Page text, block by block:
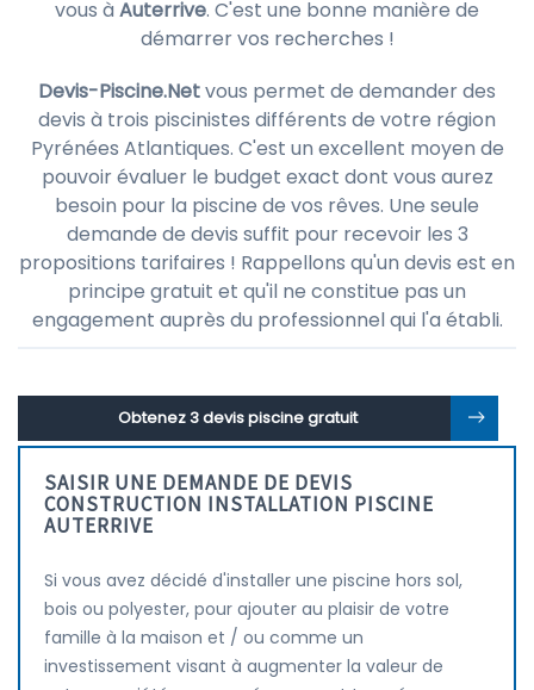
vous à Auterrive. C'est une bonne manière de
démarrer vos recherches !
Devis-Piscine.Netvous permet de demander des
devis à trois piscinistes différents de votre région
Pyrénées Atlantiques. C'est un excellent moyen de
pouvoir évaluer le budget exact dont vous aurez
besoin pour la piscine de vos rêves. Une seule
demande de devis suffit pour recevoir les 3
propositions tarifaires ! Rappellons qu'un devis est en
principe gratuit et qu'il ne constitue pas un
engagement auprès du professionnel qui l'a établi.
Obtenez 3 devis piscine gratuit
SAISIR UNE DEMANDE DE DEVIS
CONSTRUCTION INSTALLATION PISCINE
AUTERRIVE
Si vous avez décidé d'installer une piscine hors sol,
bois ou polyester, pour ajouter au plaisir de votre
famille à la maison et / ou comme un
investissement visant à augmenter la valeur de